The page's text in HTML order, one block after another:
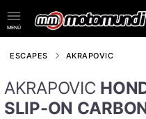
MENÚ
ESCAPES AKRAPOVIC
AKRAPOVIC
SLIP-ON